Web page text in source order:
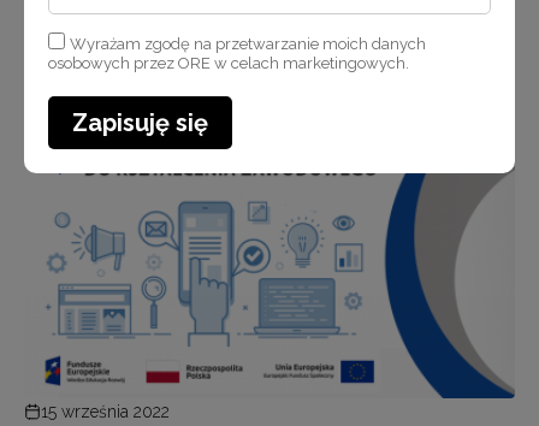
Aktualności
15 września 2022
Wyrażam zgodę na przetwarzanie moich danych
osobowych przez ORE w celach marketingowych.
Zapisuję się